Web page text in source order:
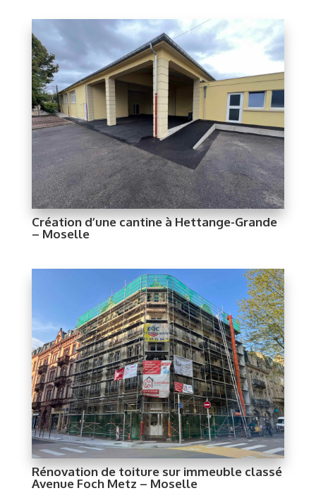
Création d’une cantine à Hettange-Grande
– Moselle
Rénovation de toiture sur immeuble classé
Avenue Foch Metz – Moselle